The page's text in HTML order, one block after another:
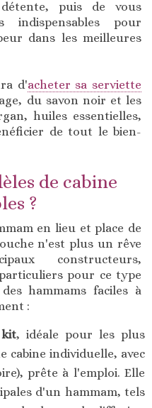
puis de vous
indispensables pour
dans les meilleures
d'acheter sa serviette
du savon noir et les
huiles essentielles,
de tout le bien-
de cabine
?
en lieu et place de
n'est plus un rêve
constructeurs,
pour ce type
hammams faciles à
:
kit, idéale pour les plus
cabine individuelle, avec
prête à l'emploi. Elle
d'un hammam, tels